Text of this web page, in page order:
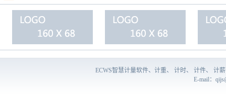
ECWS智慧计量软件、计重、 计时、 计件、 计
E-mail：